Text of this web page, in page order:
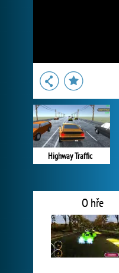
Highway Traffic
O hře